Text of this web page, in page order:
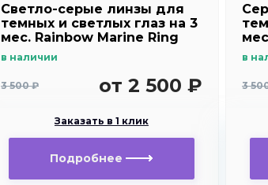
Светло-серые линзы для
темных и светлых глаз на 3
мес. Rainbow Marine Ring
в наличии
3 500 ₽ от 2 500 ₽
Заказать в 1 клик
Подробнее
в
3